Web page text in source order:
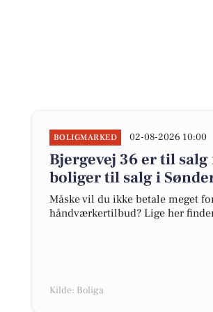
BOLIGMARKED 02-08-2026 10:00
Bjergevej 36 er til
boliger til salg i
Måske vil du ikke betale meget
håndværkertilbud? Lige her
Kilde: Boliga